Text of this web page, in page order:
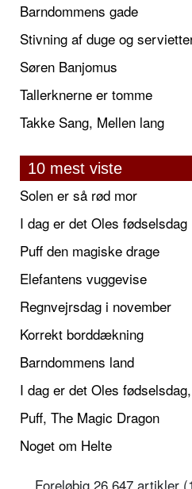
Barndommens gade
Stivning af duge og
Søren Banjomus
Tallerknerne er tomme
Takke Sang, Mellen lang
10 mest viste
Solen er så rød mor
I dag er det Oles fødselsdag
Puff den magiske drage
Elefantens vuggevise
Regnvejrsdag i november
Korrekt borddækning
Barndommens land
I dag er det Oles
Puff, The Magic Dragon
Noget om Helte
Foreløbig 26.647 artikler